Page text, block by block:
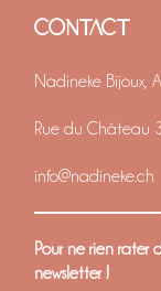
CONTACT
Nadineke Bijoux,
Rue du Château
info@nadineke.ch
Pour ne rien rater
newsletter !